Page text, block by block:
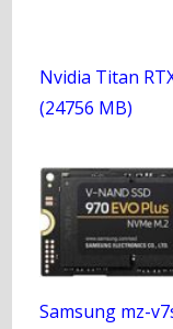
Nvidia Titan
(24756 MB)
Samsung mz-